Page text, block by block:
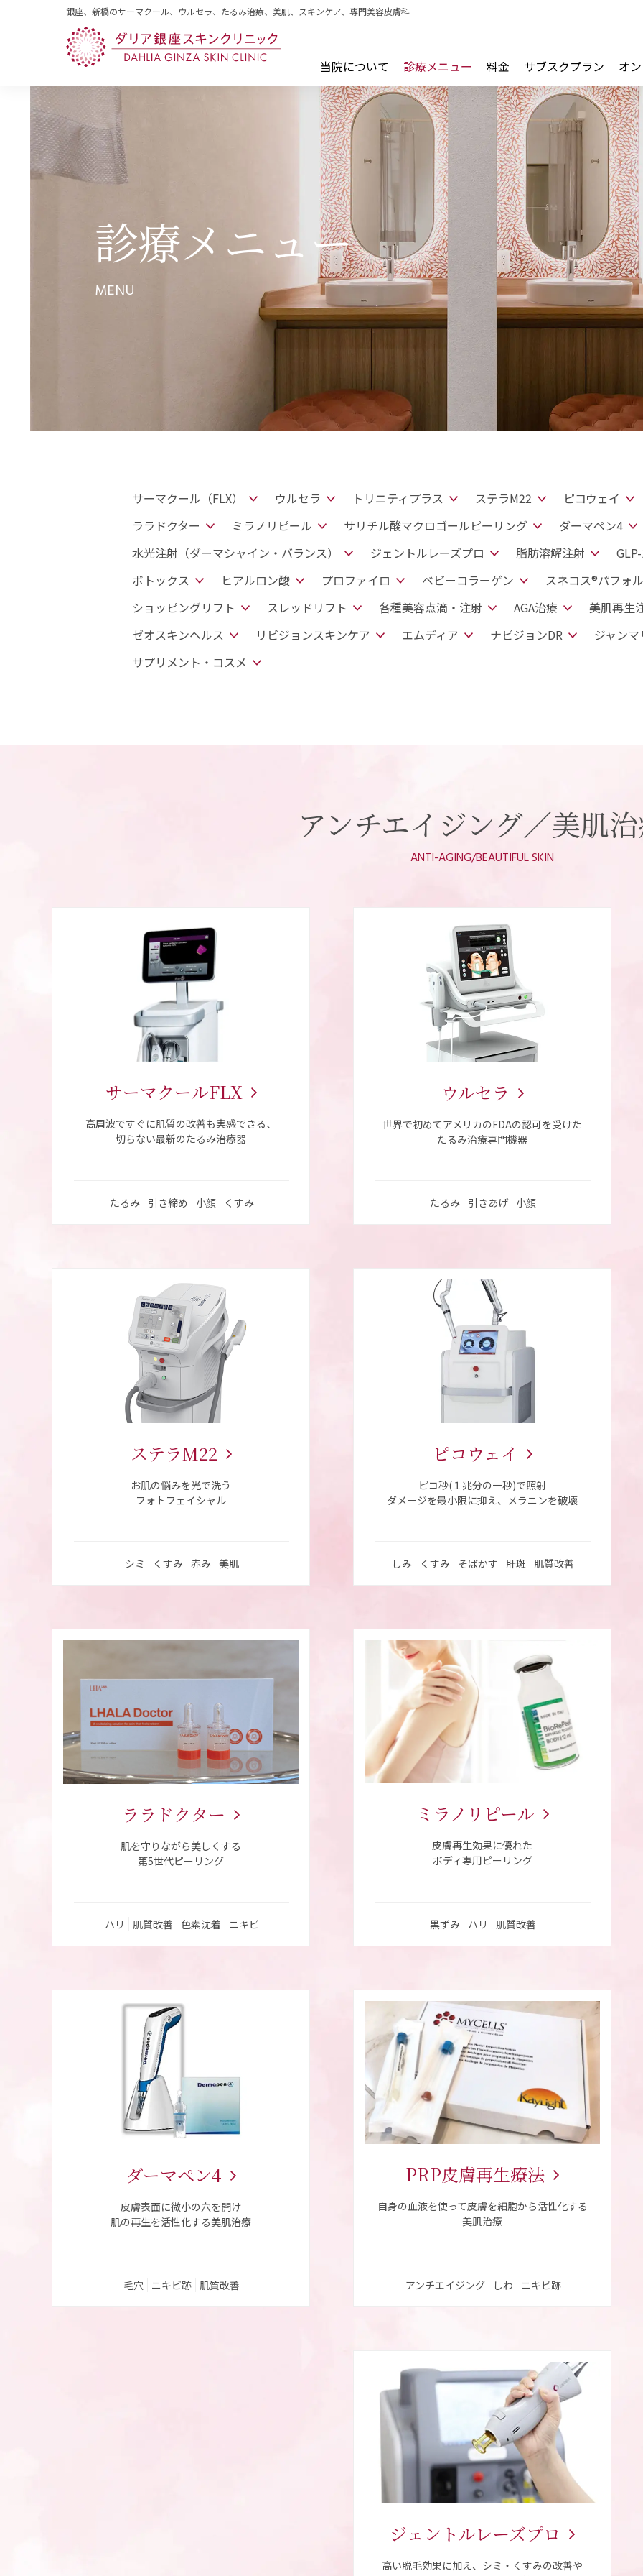
銀座、新橋のサーマクール、ウルセラ、たるみ治療、美肌、スキンケア、専門美容皮膚科
当院について 診療メニュー 料金 サブスクプラン オ
診療メニュー
MENU
サーマクール（FLX） ウルセラ トリニティプラス ステラM22
ピコウェイ
ララドクター
ミラノリピール サリチル酸マクロゴールピーリング
ダーマペン4
水光注射（ダーマシャイン・バランス）
ジェントルレーズプロ 脂肪溶解注射
ボトックス
ヒアルロン酸 プロファイロ ベビーコラーゲン
スネコス®パフォ
ショッピングリフト
スレッドリフト 各種美容点滴・注射 AGA治療
美肌再生
ゼオスキンヘルス
リビジョンスキンケア エムディア ナビジョンDR
ジャン
サプリメント・コスメ
アンチエイジング／美肌
ANTI-AGING/BEAUTIFUL SKIN
サーマクールFLX
高周波ですぐに肌質の改善も実感できる、
切らない最新のたるみ治療器
たるみ 引き締め 小顔 くすみ
ウルセラ
世界で初めてアメリカのFDAの認可を受けた
たるみ治療専門機器
たるみ 引きあげ 小顔
ステラM22
お肌の悩みを光で洗う
フォトフェイシャル
シミ くすみ 赤み 美肌
ピコウェイ
ピコ秒(１兆分の一秒)で照射
ダメージを最小限に抑え、メラニンを破壊
しみ くすみ そばかす 肝斑 肌質改善
ララドクター
肌を守りながら美しくする
第5世代ピーリング
ハリ 肌質改善 色素沈着 ニキビ
ミラノリピール
皮膚再生効果に優れた
ボディ専用ピーリング
黒ずみ ハリ 肌質改善
ダーマペン4
皮膚表面に微小の穴を開け
肌の再生を活性化する美肌治療
毛穴 ニキビ跡 肌質改善
PRP皮膚再生療法
自身の血液を使って皮膚を細胞から活性化する
美肌治療
アンチエイジング しわ ニキビ跡
ジェントルレーズプロ
高い脱毛効果に加え、シミ・くすみの改善や